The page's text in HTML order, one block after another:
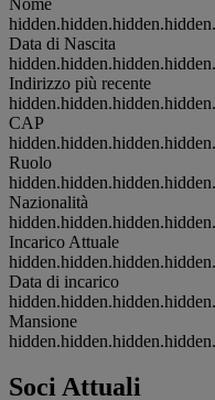
Data di Nascita
Indirizzo più recente
CAP
Ruolo
Nazionalità
Incarico Attuale
Data di incarico
Mansione
Soci Attuali